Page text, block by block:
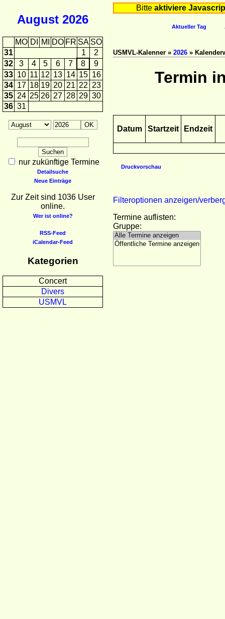
August 2026
MO DI MI DO FR SA SO
31
1
2
32
3 4 5 6 7 8
9
33 10 11 12 13 14 15 16
34 17 18 19 20 21 22 23
35 24 25 26 27 28 29 30
36 31
nur zukünftige Termine
Detailsuche
Neue Einträge
Zur Zeit sind 1036 User
online.
Wer ist online?
RSS-Feed
iCalendar-Feed
Kategorien
Concert
Divers
USMVL
Bitte aktiviere
Aktueller Tag
USMVL-Kalenner » 2026 »
Termin
Datum Startzeit Endzeit
Druckvorschau
Filteroptionen anzeigen/
Termine auflisten:
Gruppe: